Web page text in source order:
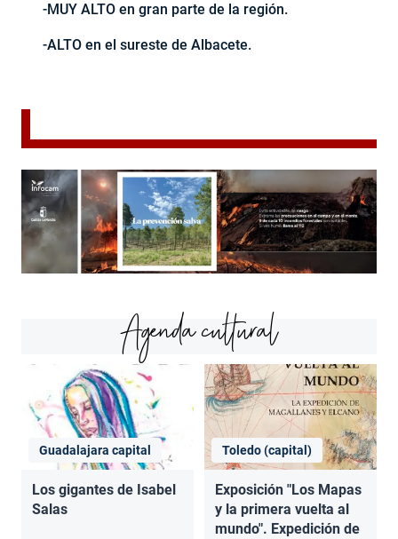
-MUY ALTO en gran parte de la región.
-ALTO en el sureste de Albacete.
Agenda cultural
Guadalajara capital
Los gigantes de Isabel
Salas
Toledo (capital)
Exposición "Los Mapas
y la primera vuelta al
mundo". Expedición de